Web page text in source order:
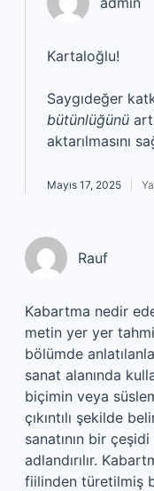
Kartaloğlu!
Saygıdeğer
bütünlüğünü
aktarılmasını
Mayıs 17, 2025
Rauf
Kabartma nedir
metin yer yer
bölümde
sanat alanında
biçimin veya
çıkıntılı şekilde
sanatının bir
adlandırılır.
fiilinden türetilmiş